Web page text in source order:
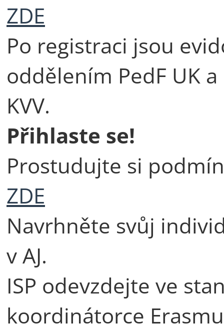
ZDE
Po registraci jsou
oddělením PedF UK
KVV.
Přihlaste se!
Prostudujte si
ZDE
Navrhněte svůj
v AJ.
ISP odevzdejte ve
koordinátorce